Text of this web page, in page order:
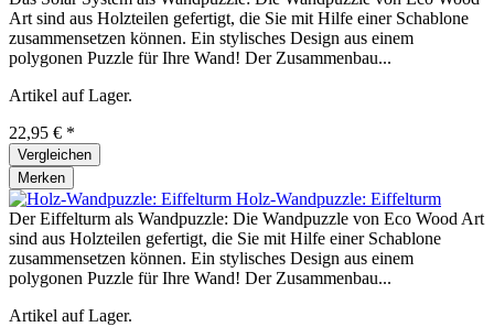
Art sind aus Holzteilen gefertigt, die Sie mit Hilfe einer Schablone
zusammensetzen können. Ein stylisches Design aus einem
polygonen Puzzle für Ihre Wand! Der Zusammenbau...
Artikel auf Lager.
22,95 € *
Vergleichen
Merken
Holz-Wandpuzzle: Eiffelturm
Der Eiffelturm als Wandpuzzle: Die Wandpuzzle von Eco Wood Art
sind aus Holzteilen gefertigt, die Sie mit Hilfe einer Schablone
zusammensetzen können. Ein stylisches Design aus einem
polygonen Puzzle für Ihre Wand! Der Zusammenbau...
Artikel auf Lager.